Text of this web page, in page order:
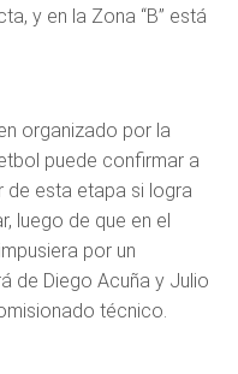
y en la Zona “B” está
organizado por la
puede confirmar a
de esta etapa si logra
luego de que en el
por un
de Diego Acuña y Julio
técnico.